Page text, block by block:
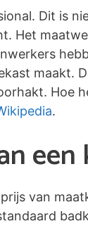
Dit is
Het
maakt.
Hoe
.
van